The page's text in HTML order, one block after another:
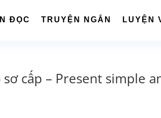
ĐỌC TRUYỆN NGẮN LUYỆN
cấp – Present simple